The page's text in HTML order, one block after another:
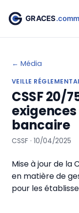
← Média
VEILLE
CSSF 20/
bancaire
CSSF · 10/04/2025
Mise à jour de la
en matière de
pour les